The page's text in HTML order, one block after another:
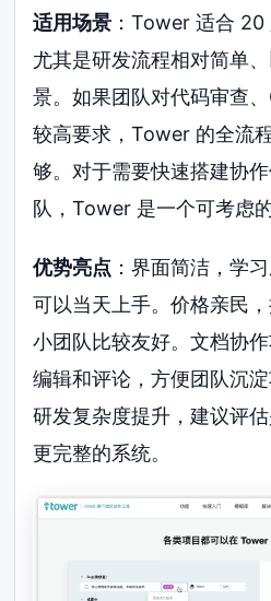
适用场景 ：Tower 适合 20
尤其是研发流程相对简单
景。如果团队对代码审查
较高要求，Tower 的全流
够。对于需要快速搭建协
队，Tower 是一个可考虑
优势亮点 ：界面简洁，学
可以当天上手。价格亲民
小团队比较友好。文档协
编辑和评论，方便团队沉
研发复杂度提升，建议评
更完整的系统。